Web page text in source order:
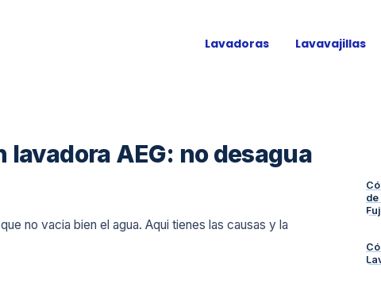
Lavadoras Lavavajillas
lavadora AEG: no desagua
no vacia bien el agua. Aqui tienes las causas y la